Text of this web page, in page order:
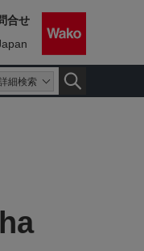
細検索
合せ